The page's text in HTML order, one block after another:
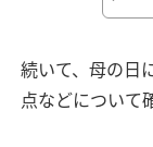
続いて、母の日
点などについて